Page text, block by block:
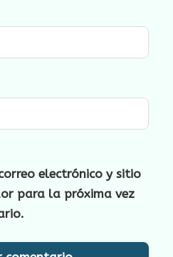
electrónico y sitio
para la próxima vez